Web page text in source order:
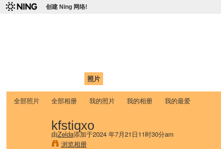
创建 Ning 网络!
照片
全部照片 全部相册 我的照片 我的相册 我的最爱
kfstiqxo
由Zelda添加于2024 年7月21日11时30分am
浏览相册